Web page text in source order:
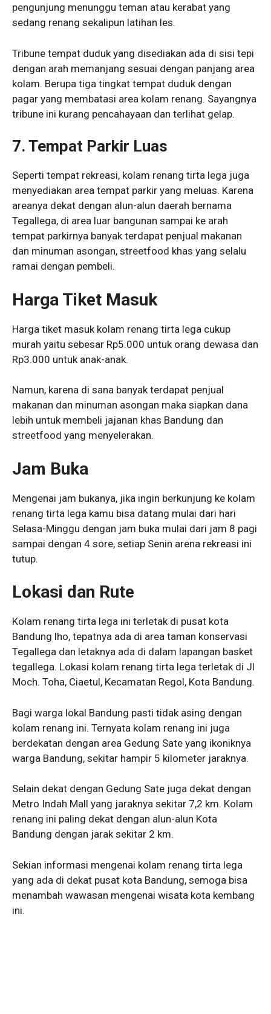
pengunjung menunggu teman atau kerabat yang
sedang renang sekalipun latihan les.
Tribune tempat duduk yang disediakan ada di sisi tepi
dengan arah memanjang sesuai dengan panjang area
kolam. Berupa tiga tingkat tempat duduk dengan
pagar yang membatasi area kolam renang. Sayangnya
tribune ini kurang pencahayaan dan terlihat gelap.
7. Tempat Parkir Luas
Seperti tempat rekreasi, kolam renang tirta lega juga
menyediakan area tempat parkir yang meluas. Karena
areanya dekat dengan alun-alun daerah bernama
Tegallega, di area luar bangunan sampai ke arah
tempat parkirnya banyak terdapat penjual makanan
dan minuman asongan, streetfood khas yang selalu
ramai dengan pembeli.
Harga Tiket Masuk
Harga tiket masuk kolam renang tirta lega cukup
murah yaitu sebesar Rp5.000 untuk orang dewasa dan
Rp3.000 untuk anak-anak.
Namun, karena di sana banyak terdapat penjual
makanan dan minuman asongan maka siapkan dana
lebih untuk membeli jajanan khas Bandung dan
streetfood yang menyelerakan.
Jam Buka
Mengenai jam bukanya, jika ingin berkunjung ke kolam
renang tirta lega kamu bisa datang mulai dari hari
Selasa-Minggu dengan jam buka mulai dari jam 8 pagi
sampai dengan 4 sore, setiap Senin arena rekreasi ini
tutup.
Lokasi dan Rute
Kolam renang tirta lega ini terletak di pusat kota
Bandung lho, tepatnya ada di area taman konservasi
Tegallega dan letaknya ada di dalam lapangan basket
tegallega. Lokasi kolam renang tirta lega terletak di Jl
Moch. Toha, Ciaetul, Kecamatan Regol, Kota Bandung.
Bagi warga lokal Bandung pasti tidak asing dengan
kolam renang ini. Ternyata kolam renang ini juga
berdekatan dengan area Gedung Sate yang ikoniknya
warga Bandung, sekitar hampir 5 kilometer jaraknya.
Selain dekat dengan Gedung Sate juga dekat dengan
Metro Indah Mall yang jaraknya sekitar 7,2 km. Kolam
renang ini paling dekat dengan alun-alun Kota
Bandung dengan jarak sekitar 2 km.
Sekian informasi mengenai kolam renang tirta lega
yang ada di dekat pusat kota Bandung, semoga bisa
menambah wawasan mengenai wisata kota kembang
ini.